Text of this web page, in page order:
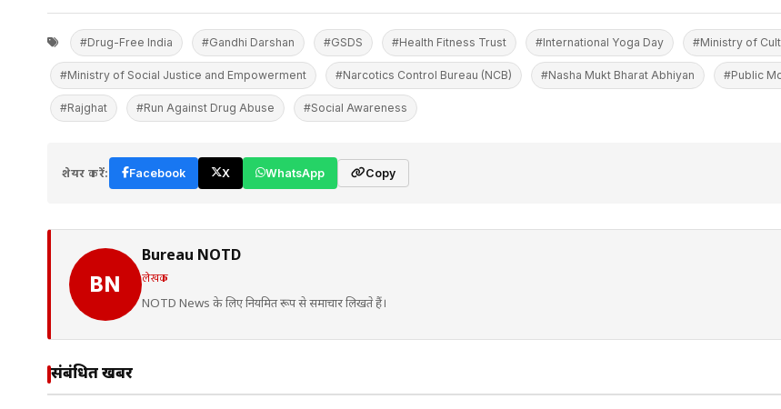
#Drug-Free India #Gandhi Darshan #GSDS #Health Fitness Trust #International Yoga Day #Ministry of
#Ministry of Social Justice and Empowerment #Narcotics Control Bureau (NCB) #Nasha Mukt Bharat Abhiyan #Public
#Rajghat #Run Against Drug Abuse #Social Awareness
शेयर करें: Facebook X WhatsApp Copy
BN
Bureau NOTD
लेखक
NOTD News के लिए नियमित रूप से समाचार लिखते हैं।
संबंधित खबरें